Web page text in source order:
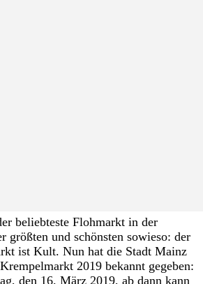
beliebteste Flohmarkt in der
größten und schönsten sowieso: der
ist Kult. Nun hat die Stadt Mainz
2019 bekannt gegeben:
den 16. März 2019, ab dann kann